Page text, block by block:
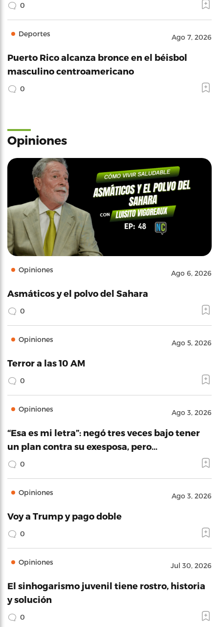
0
Deportes Ago 7, 2026
Puerto Rico alcanza bronce en el béisbol
masculino centroamericano
0
Opiniones
Opiniones Ago 6, 2026
Asmáticos y el polvo del Sahara
0
Opiniones Ago 5, 2026
Terror a las 10 AM
0
Opiniones Ago 3, 2026
“Esa es mi letra”: negó tres veces bajo tener
un plan contra su exesposa, pero…
0
Opiniones Ago 3, 2026
Voy a Trump y pago doble
0
Opiniones Jul 30, 2026
El sinhogarismo juvenil tiene rostro, historia
y solución
0